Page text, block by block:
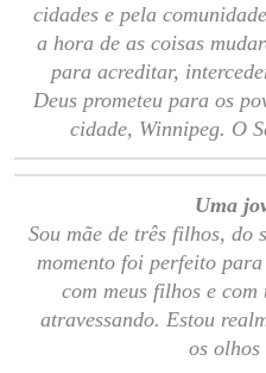
cidades e pela
a hora de as coisas
para acreditar,
Deus prometeu para os
cidade, Winnipeg. O
Uma
Sou mãe de três filhos, do
momento foi perfeito
com meus filhos e com
atravessando. Estou
os olhos